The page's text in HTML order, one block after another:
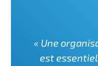
« Une
est